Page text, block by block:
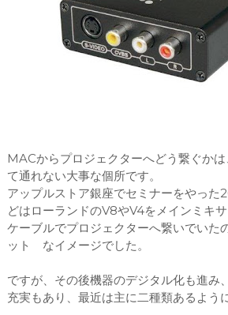
MACからプロジェクターへどう繋ぐか
て通れない大事な個所です。
アップルストア銀座でセミナーをやった
どはローランドのV8やV4をメインミキ
ケーブルでプロジェクターへ繋いでいた
ット なイメージでした。
ですが、その後機器のデジタル化も進み
充実もあり、最近は主に二種類あるよう